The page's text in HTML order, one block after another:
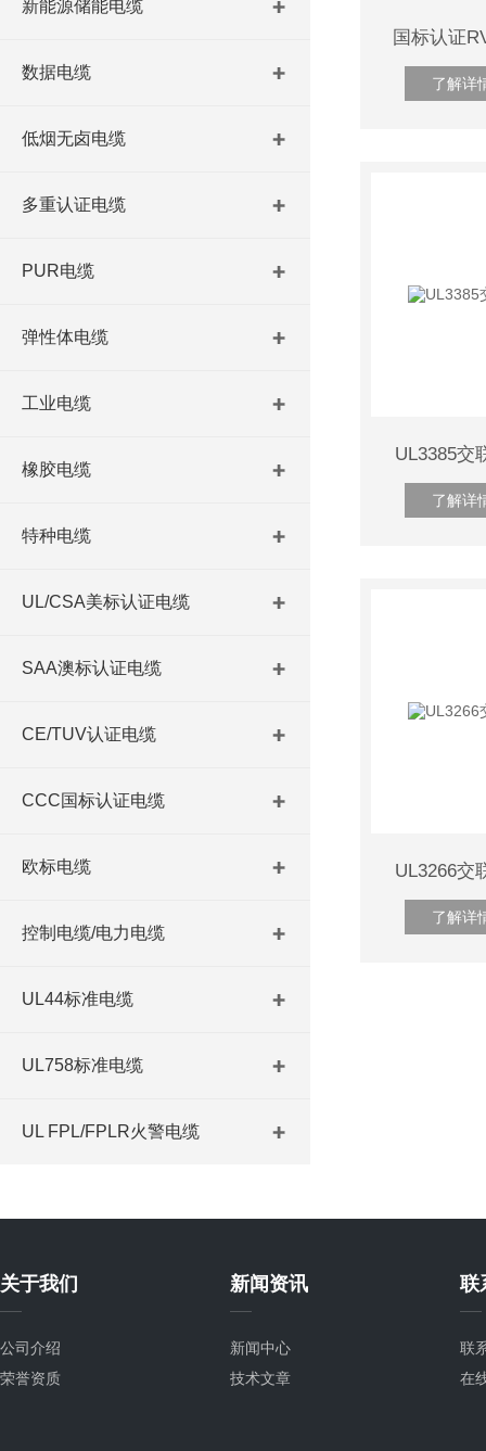
新能源储能电缆
数据电缆
低烟无卤电缆
多重认证电缆
PUR电缆
弹性体电缆
工业电缆
橡胶电缆
特种电缆
UL/CSA美标认证电缆
SAA澳标认证电缆
CE/TUV认证电缆
CCC国标认证电缆
欧标电缆
控制电缆/电力电缆
UL44标准电缆
UL758标准电缆
UL FPL/FPLR火警电缆
国标认证
了解详
UL3385交
了解详
UL3266交
了解详
关于我们
公司介绍
荣誉资质
新闻资讯
新闻中心
技术文章
联
联
在